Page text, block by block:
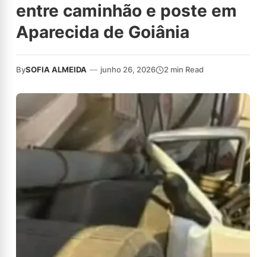
entre caminhão e poste em
Aparecida de Goiânia
BySOFIA ALMEIDA — junho 26, 2026 2 min Read